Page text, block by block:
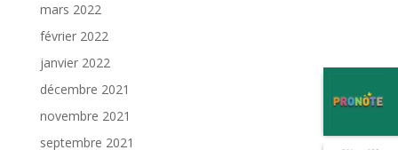
mars 2022
février 2022
janvier 2022
décembre 2021
novembre 2021
septembre 2021